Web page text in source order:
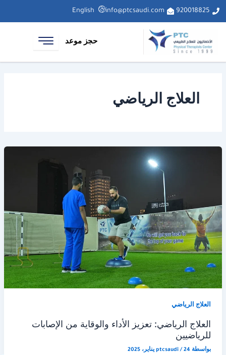
تخطي
920018825
info@ptcsaudi.com
English
حجز موعد
العلاج الرياضي
العلاج الرياضي
العلاج الرياضي: تعزيز الأداء والوقاية من الإصابات
للرياضيين
بواسطة ptcsaudi/24 يناير، 2025